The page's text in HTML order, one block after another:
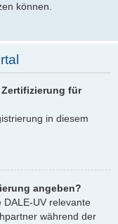
können.
für
in diesem
angeben?
UV relevante
während der